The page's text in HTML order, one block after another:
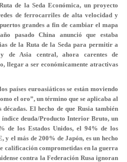
de la Seda Económica, un proyecto
de ferrocarriles de alta velocidad y
grandes a fin de cambiar el mapa
pasado China anunció que estaba
de la Ruta de la Seda para permitir a
de Asia central, ahora carentes de
llegar a ser económicamente atractivas
países euroasiáticos se están moviendo
el oro”, un término que se aplicaba al
décadas. El hecho de que Rusia también
índice deuda/Producto Interior Bruto, un
de los Estados Unidos, el 94% de los
y el más de 200% de Japón, es un hecho
calificación comprometidas en la guerra
contra la Federación Rusa ignoran